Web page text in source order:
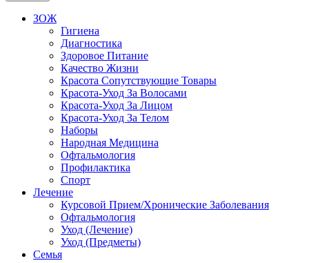
ЗОЖ
Гигиена
Диагностика
Здоровое Питание
Качество Жизни
Красота Сопутствующие Товары
Красота-Уход За Волосами
Красота-Уход За Лицом
Красота-Уход За Телом
Наборы
Народная Медицина
Офтальмология
Профилактика
Спорт
Лечение
Курсовой Прием/Хронические Заболевания
Офтальмология
Уход (Лечение)
Уход (Предметы)
Семья